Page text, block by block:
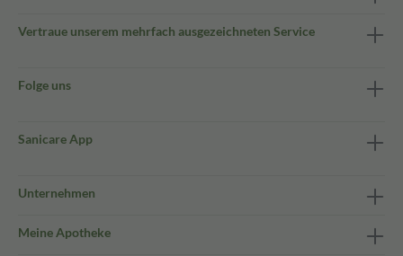
Vertraue unserem mehrfach ausgezeichneten Service
Folge uns
Sanicare App
Unternehmen
Meine Apotheke